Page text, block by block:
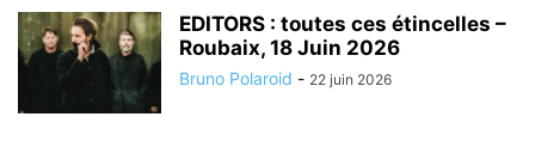
EDITORS : toutes ces étincelles –
Roubaix, 18 Juin 2026
Bruno Polaroid - 22 juin 2026